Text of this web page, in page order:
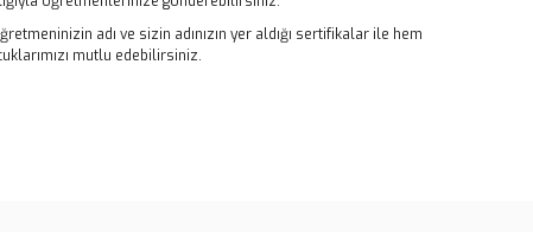
adı ve sizin adınızın yer aldığı sertifikalar ile hem
mutlu edebilirsiniz.